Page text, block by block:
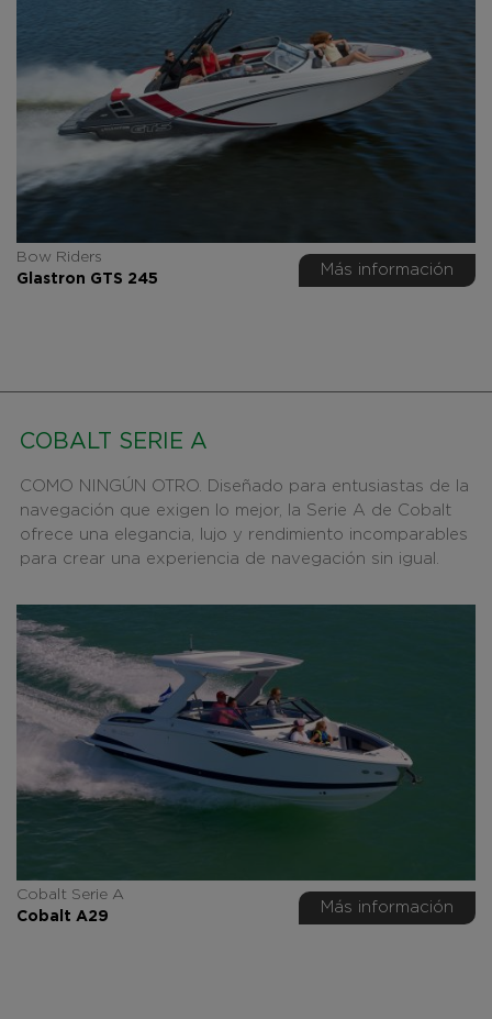
Bow Riders
Glastron GTS 245
Más información
COBALT SERIE A
COMO NINGÚN OTRO. Diseñado para entusiastas de la
navegación que exigen lo mejor, la Serie A de Cobalt
ofrece una elegancia, lujo y rendimiento incomparables
para crear una experiencia de navegación sin igual.
Cobalt Serie A
Cobalt A29
Más información